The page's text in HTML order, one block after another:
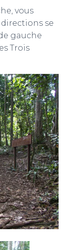
vous
se
gauche
Trois